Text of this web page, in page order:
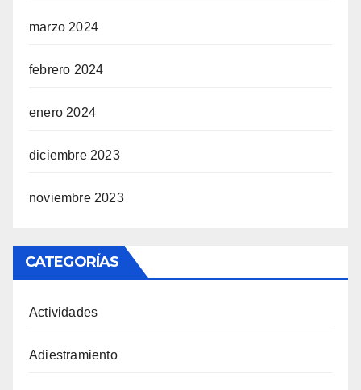
marzo 2024
febrero 2024
enero 2024
diciembre 2023
noviembre 2023
CATEGORÍAS
Actividades
Adiestramiento